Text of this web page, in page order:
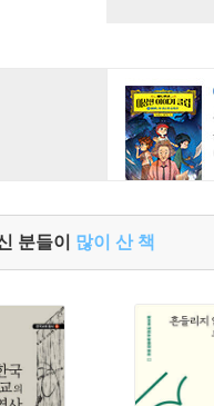
분들이 많이 산 책